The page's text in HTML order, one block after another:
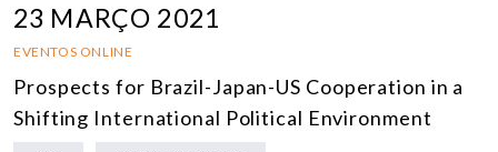
23 MARÇO 2021
EVENTOS ONLINE
Prospects for Brazil-Japan-US Cooperation in a
Shifting International Political Environment